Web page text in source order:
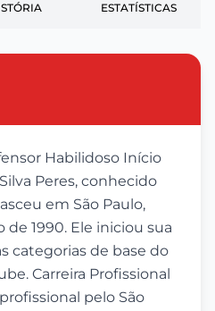
ESTATÍSTICAS
Habilidoso Início
Peres, conhecido
em São Paulo,
de 1990. Ele iniciou sua
categorias de base do
Carreira Profissional
pelo São